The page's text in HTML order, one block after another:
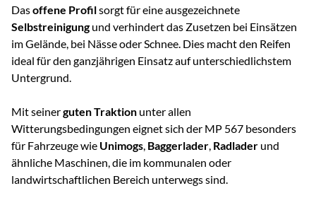
Dasoffene Profilsorgt für eine ausgezeichnete
Selbstreinigungund verhindert das Zusetzen bei Einsätzen
im Gelände, bei Nässe oder Schnee. Dies macht den Reifen
ideal für den ganzjährigen Einsatz auf unterschiedlichstem
Untergrund.
Mit seinerguten Traktion unter allen
Witterungsbedingungen eignet sich der MP 567 besonders
für Fahrzeuge wie Unimogs Baggerlader Radlader und
ähnliche Maschinen, die im kommunalen oder
landwirtschaftlichen Bereich unterwegs sind.